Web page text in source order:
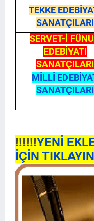
TEKKE
SANATÇILARI
SERVET-İ
EDEBİYATI
SANATÇILARI
MİLLİ
SANATÇILARI
!!!!!!YENİ
İÇİN